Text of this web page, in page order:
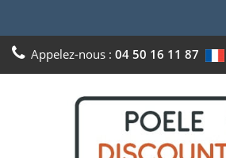
Appelez-nous : 04 50 16 11 87